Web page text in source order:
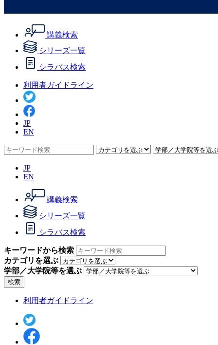
講義検索
シリーズ一覧
シラバス検索
利用者ガイドライン
JP
EN
JP
EN
講義検索
シリーズ一覧
シラバス検索
キーワードから検索
カテゴリを選ぶ
学部／大学院等を選ぶ
検索
利用者ガイドライン